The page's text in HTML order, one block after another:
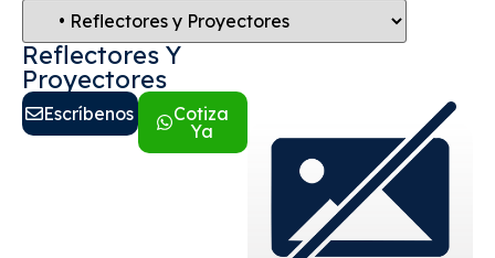
Reflectores Y
Proyectores
Escríbenos
Cotiza
Ya